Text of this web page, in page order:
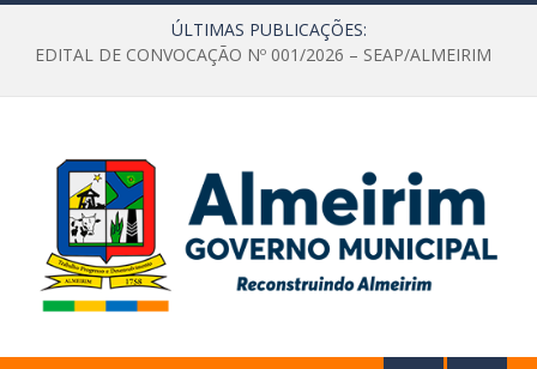
ÚLTIMAS PUBLICAÇÕES:
EDITAL DE CONVOCAÇÃO Nº 001/2026 – SEAP/ALMEIRIM